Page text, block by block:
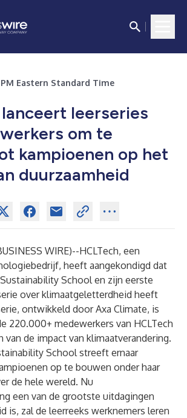
PM Eastern Standard Time
lanceert leerseries
om te
kampioenen op het
duurzaamheid
WIRE)--HCLTech, een
heeft aangekondigd dat
School en zijn eerste
over klimaatgeletterdheid heeft
ontwikkeld door Axa Climate, is
220.000+ medewerkers van HCLTech
van de impact van klimaatverandering.
School streeft ernaar
op te bouwen onder haar
de hele wereld. Nu
een van de grootste uitdagingen
is, zal de leerreeks werknemers leren